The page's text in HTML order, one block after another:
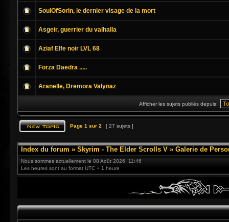
SoulOfSorin, le dernier visage de la mort
Asgeir, guerrier du valhalla
Aziaf Elfe noir LVL 68
Forza Daedra .....
Aranelle, Dremora Valynaz
Afficher les sujets publiés depuis:
Page 1 sur 2 [ 27 sujets ]
Index du forum » Skyrim - The Elder Scrolls V » Galerie de
Nous sommes actuellement le 08 Août 2026, 11:46
Les heures sont au format UTC + 1 heure